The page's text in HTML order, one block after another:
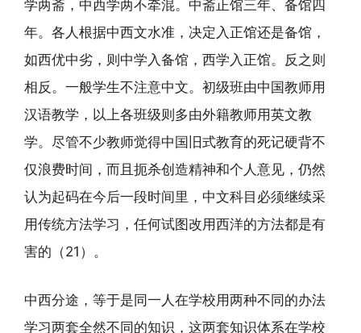
学两斋，中西学两不牵混。中斋正馆三年、备馆四
年。各人根据中西文水准，决定入正馆还是备馆，
如西优中劣，则中学入备馆，西学入正馆。反之则
相反。一般学生不注意中文。初级班由中国教师用
汉语教学，以上各班级则多由外籍教师用英文教
学。尽管不少教师觉得中国旧式教育的死记硬背不
仅浪费时间，而且扼杀创造精神和个人意见，仍然
认为起码在今后一段时间里，中文科目必须继续采
用传统方法学习，任何试图改用西洋的方法都是有
害的（21）。
中西分途，等于是同一人在学校用两种不同的办法
学习两套全然不同的知识，这两套知识体系在学校